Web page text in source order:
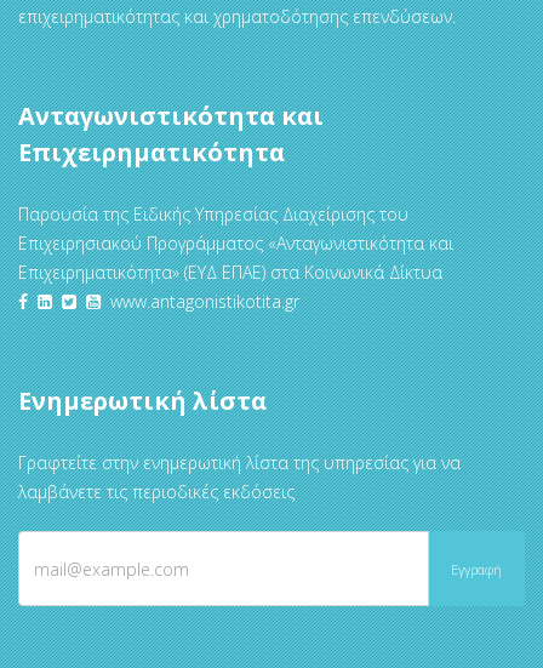
επιχειρηματικότητας και χρηματοδότησης επενδύσεων.
Ανταγωνιστικότητα και
Επιχειρηματικότητα
Παρουσία της Ειδικής Υπηρεσίας Διαχείρισης του
Επιχειρησιακού Προγράμματος «Ανταγωνιστικότητα και
Επιχειρηματικότητα» (ΕΥΔ ΕΠΑΕ) στα Κοινωνικά Δίκτυα
www.antagonistikotita.gr
Ενημερωτική λίστα
Γραφτείτε στην ενημερωτική λίστα της υπηρεσίας για να
λαμβάνετε τις περιοδικές εκδόσεις